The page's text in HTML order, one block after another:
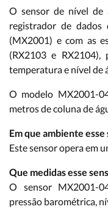
O sensor de nível de
registrador de
(MX2001) e com as
(RX2103 e RX2104),
temperatura e nível de
O modelo MX2001-
metros de coluna de
Em que ambiente
Este sensor opera em
Que medidas esse
O sensor MX2001-
pressão barométrica,